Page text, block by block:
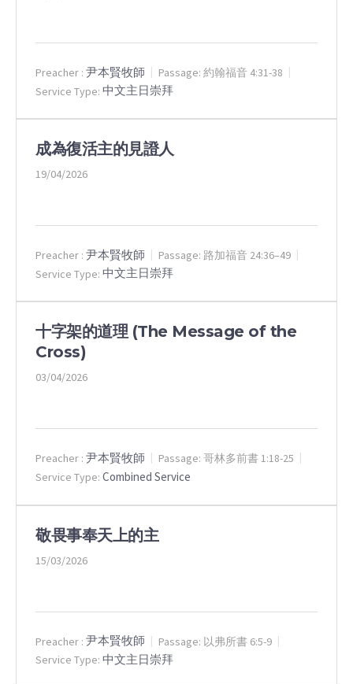
Preacher : 尹本賢牧師 Passage: 約翰福音 4:31-38
Service Type: 中文主日崇拜
成為復活主的見證人
19/04/2026
Preacher : 尹本賢牧師 Passage: 路加福音 24:36–49
Service Type: 中文主日崇拜
十字架的道理 (The Message of the
Cross)
03/04/2026
Preacher : 尹本賢牧師 Passage: 哥林多前書 1:18-25
Service Type: Combined Service
敬畏事奉天上的主
15/03/2026
Preacher : 尹本賢牧師 Passage: 以弗所書 6:5-9
Service Type: 中文主日崇拜